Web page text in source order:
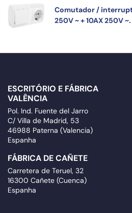
Comutador /
250V ~ + 10AX 250V
ESCRITÓRIO E FÁBRICA
VALÊNCIA
Pol. Ind. Fuente del Jarro
C/ Villa de Madrid, 53
46988 Paterna (Valencia)
Espanha
FÁBRICA DE CAÑETE
Carretera de Teruel, 32
16300 Cañete (Cuenca)
Espanha